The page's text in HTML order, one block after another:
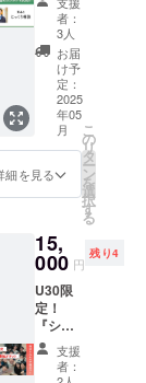
一人か
ら新た
な熱が
広が
り、さ
らなる
支援の
輪が広
がるワ
クワク
いただ
けると
しいで
す！！
▼リ
ターン
内容
は、ご
支援時
に備考
欄にて
お知ら
せくだ
さい ※
送付時
期が変
更とな
る場合
は事前
させて
いただ
きます
ので、
ご了承
くださ
い。 ※
メッ
セージ
たしま
す。 ※
オンラ
イン報
告会の
詳細
は、日
時が決
まり次
らせい
たしま
② オン
ライン
報告会
招待 ③
若者10
名にシ
ン その
時間滞
在を提
る若者
は、公
式アカ
ウント
等で募
集予定
です。
※送付時
ひご支
援お願
いしま
す！！
▼リ
ターン
内容 ①
シン そ
ま荘に
滞在
た若者1
名から
の感想
メッ
セージ
（支援
者様に
メール
ま荘に
滞在・
荒木に
相談し
た若者
たちか
らあな
たへ、
感謝の
メッ
す。よ
り多く
たちの
人生が
少しで
も良い
方向へ
小さな
悩みま
で、ど
んなこ
とでも
気兼ね
なくお
話しい
ただけ
る場で
アルに
20分間
ません
か？ ▼
リター
ン内容
①荒木
オー
ナーの
荒木
と、60
分間
じっく
りと話
してみ
ません
か？ こ
れまで
荘』の
運営を
通じ
て、
1000名
もの若
者の悩
みや転
者：
3人
お届
け予
定：
2025
年05
月
細を見る
こ
の
リ
タ
ー
ン
を
選
択
す
る
15,
000 円
残り4
U30限
定！
『シン
そのま
んま荘
復活
支援
者：